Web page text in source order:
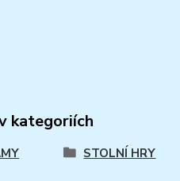
kategoriích
STOLNÍ HRY